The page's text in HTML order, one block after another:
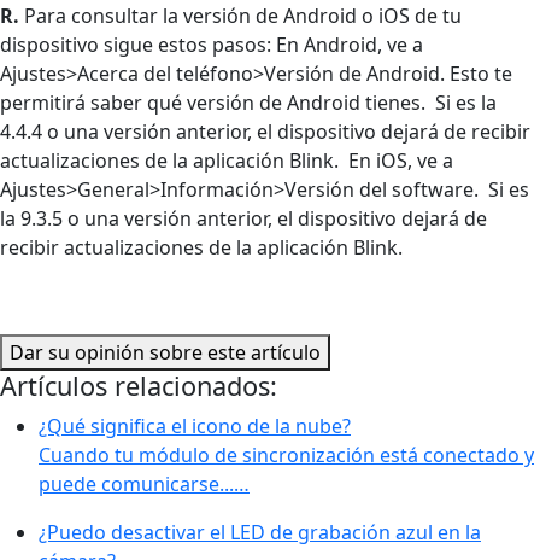
R. Para consultar la versión de Android o iOS de tu
dispositivo sigue estos pasos: En Android, ve a
Ajustes>Acerca del teléfono>Versión de Android. Esto te
permitirá saber qué versión de Android tienes. Si es la
4.4.4 o una versión anterior, el dispositivo dejará de recibir
actualizaciones de la aplicación Blink. En iOS, ve a
Ajustes>General>Información>Versión del software. Si es
la 9.3.5 o una versión anterior, el dispositivo dejará de
recibir actualizaciones de la aplicación Blink.
Dar su opinión sobre este artículo
Artículos relacionados:
¿Qué significa el icono de la nube?
Cuando tu módulo de sincronización está conectado y
puede comunicarse...…
¿Puedo desactivar el LED de grabación azul en la